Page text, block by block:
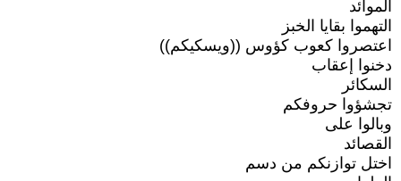
الموائد
التهموا بقايا الخبز
اعتصروا كعوب كؤوس ((ويسكيكم))
دخنوا إعقاب
السكائر
تجشؤوا حروفكم
وبالوا على
القصائد
اختل توازنكم من دسم